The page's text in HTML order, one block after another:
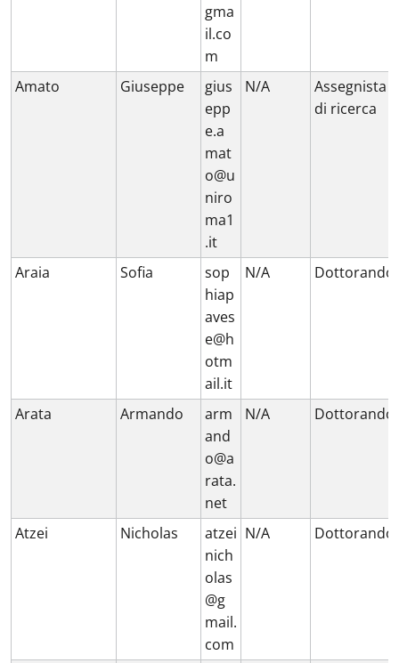
gma
il.co
m
Amato Giuseppe
gius
epp
e.a
mat
o@u
niro
ma1
.it
N/A
Assegnista
di ricerca
Araia Sofia
sop
hiap
aves
e@h
otm
ail.it
N/A Dottorando
Arata Armando
arm
and
o@a
rata.
net
N/A Dottorando
Atzei Nicholas
atzei
nich
olas
@g
mail.
com
N/A Dottorando